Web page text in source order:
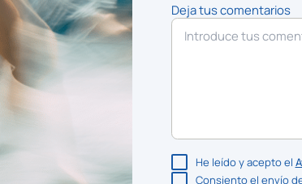
Deja tus comentarios
He leído y acepto el
Consiento el envío